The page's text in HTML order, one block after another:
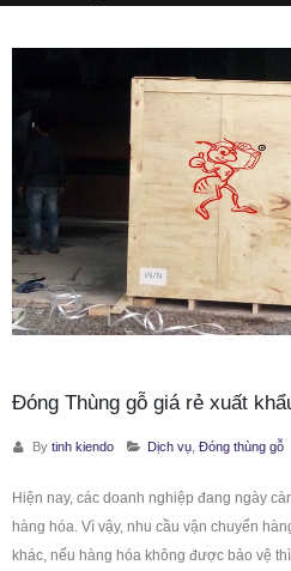
Đóng Thùng gỗ giá rẻ xuất
By tinh kiendo Dịch vụ, Đóng thùng gỗ
Hiện nay, các doanh nghiệp đang ngày
hàng hóa. Vì vậy, nhu cầu vận chuyển
khác, nếu hàng hóa không được bảo vệ